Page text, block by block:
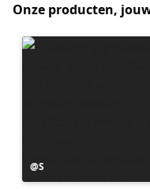
Onze producten,
Bericht
gepubliceerd
S